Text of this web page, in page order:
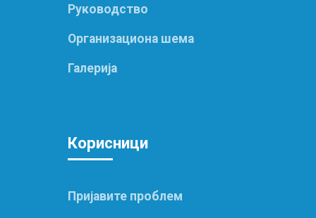
Руководство
Организациона шема
Галерија
Корисници
Пријавите проблем